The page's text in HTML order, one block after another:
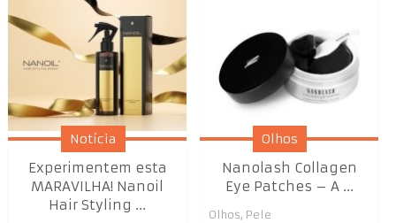
Notícia
Experimentem esta
MARAVILHA! Nanoil
Hair Styling ...
Olhos
Nanolash Collagen
Eye Patches – A ...
Olhos, Pele